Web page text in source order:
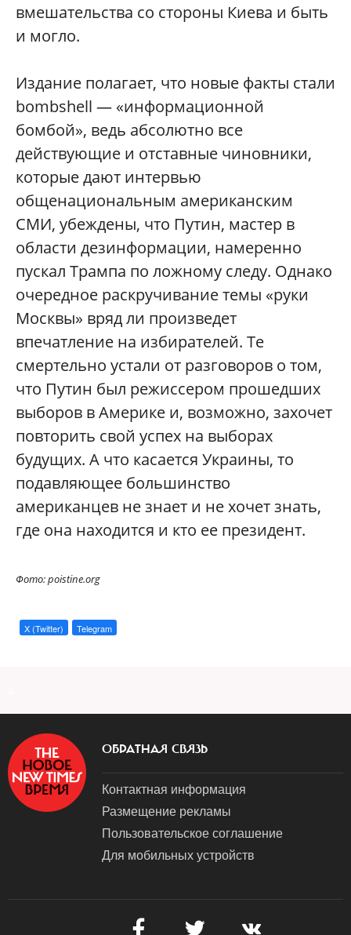
вмешательства со стороны Киева и быть
и могло.
Издание полагает, что новые факты стали
bombshell — «информационной
бомбой», ведь абсолютно все
действующие и отставные чиновники,
которые дают интервью
общенациональным американским
СМИ, убеждены, что Путин, мастер в
области дезинформации, намеренно
пускал Трампа по ложному следу. Однако
очередное раскручивание темы «руки
Москвы» вряд ли произведет
впечатление на избирателей. Те
смертельно устали от разговоров о том,
что Путин был режиссером прошедших
выборов в Америке и, возможно, захочет
повторить свой успех на выборах
будущих. А что касается Украины, то
подавляющее большинство
американцев не знает и не хочет знать,
где она находится и кто ее президент.
Фото: poistine.org
X (Twitter) Telegram
ОБРАТНАЯ СВЯЗЬ
Контактная информация
Размещение рекламы
Пользовательское соглашение
Для мобильных устройств